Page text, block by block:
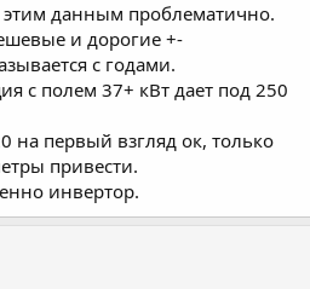
этим данным проблематично.
и дорогие +-
с годами.
с полем 37+ кВт дает под 250
на первый взгляд ок, только
привести.
инвертор.